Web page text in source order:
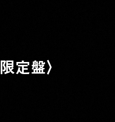
定盤〉